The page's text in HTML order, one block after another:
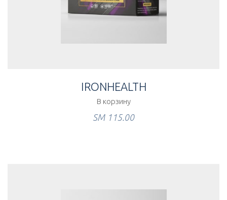
IRONHEALTH
В корзину
ЅМ115.00